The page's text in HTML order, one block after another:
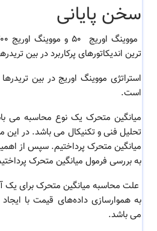
سخن پایانی
ترین اندیکاتورهای پرکاربرد در بین
استراتژی مووینگ اوریج در بین
است.
میانگین متحرک یک نوع محاسبه می
تحلیل فنی و تکنیکال می باشد. در این
میانگین متحرک پرداختیم. سپس از
به بررسی فرمول میانگین متحرک
علت محاسبه میانگین متحرک برای یک
به هموارسازی داده‌های قیمت با
می باشد.